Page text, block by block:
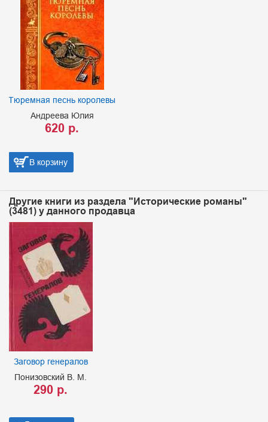
Тюремная песнь королевы
Андреева Юлия
620 р.
В корзину
Другие книги из раздела "Исторические романы"
(3481) у данного продавца
Заговор генералов
Понизовский В. М.
290 р.